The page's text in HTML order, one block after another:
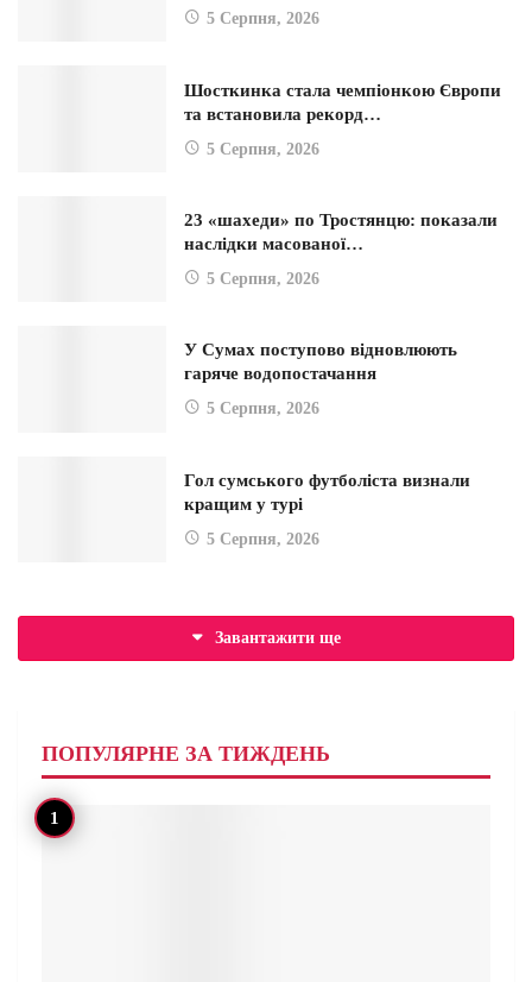
5 Серпня, 2026
Шосткинка стала чемпіонкою Європи
та встановила рекорд…
5 Серпня, 2026
23 «шахеди» по Тростянцю: показали
наслідки масованої…
5 Серпня, 2026
У Сумах поступово відновлюють
гаряче водопостачання
5 Серпня, 2026
Гол сумського футболіста визнали
кращим у турі
5 Серпня, 2026
Завантажити ще
ПОПУЛЯРНЕ ЗА ТИЖДЕНЬ